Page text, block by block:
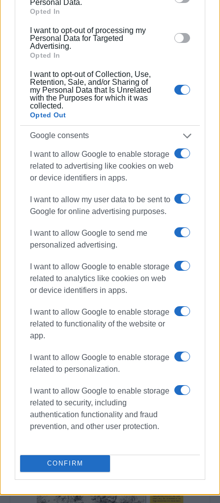
Google and its third-party tags to use your data for
section.
Personal Data.
Opted In
I want to opt-out of processing my
Personal Data for Targeted
Advertising.
Opted In
I want to opt-out of Collection, Use,
Retention, Sale, and/or Sharing of
my Personal Data that Is Unrelated
with the Purposes for which it was
collected.
Opted Out
Google consents
I want to allow Google to enable storage
related to advertising like cookies on web
or device identifiers in apps.
I want to allow my user data to be sent to
Google for online advertising purposes.
I want to allow Google to send me
personalized advertising.
I want to allow Google to enable storage
related to analytics like cookies on web
or device identifiers in apps.
I want to allow Google to enable storage
related to functionality of the website or
app.
I want to allow Google to enable storage
related to personalization.
I want to allow Google to enable storage
related to security, including
authentication functionality and fraud
prevention, and other user protection.
CONFIRM
Απομακρυνθείτε αμέσως και διευκολύνετε την
πρόσβαση των πυροσβεστικών οχημάτων.
«Η πρόληψη είναι η καλύτερη καταστολή.
Προστατεύουμε το νησί μας, σεβόμαστε τον νόμο».
Διοίκηση Πυροσβεστικών Υπηρεσιών Ν. Κέρκυρας
Πύραρχος Βασίλειος Χ. Γιάννος
Εμφανίσεις: 1385
Εργάζεται στις Εκδόσεις Ενημέρωση από το
1990 σε θέσεις υψηλής ευθύνης. Ειδικεύεται στις
δημόσιες σχέσεις, το ελεύθερο και το
καλλιτεχνικό ρεπορτάζ.
Ακολουθήστε το enimerosi στοFacebook
Συνδρομητές στο e-paper